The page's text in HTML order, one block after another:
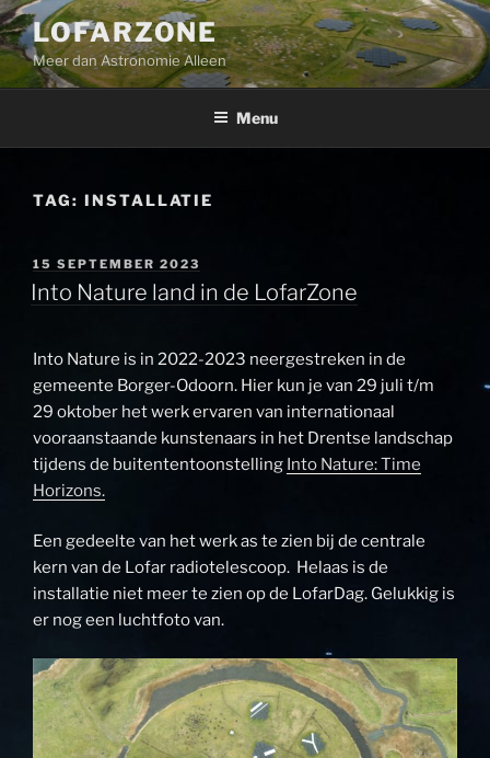
Ga
naar
de
inhoud
LOFARZONE
Meer dan Astronomie Alleen
Menu
TAG: INSTALLATIE
GEPLAATST
OP
15 SEPTEMBER 2023
Into Nature land in de LofarZone
Into Nature is in 2022-2023 neergestreken in de
gemeente Borger-Odoorn. Hier kun je van 29 juli t/m
29 oktober het werk ervaren van internationaal
vooraanstaande kunstenaars in het Drentse landschap
tijdens de buitententoonstelling Into Nature: Time
Horizons.
Een gedeelte van het werk as te zien bij de centrale
kern van de Lofar radiotelescoop. Helaas is de
installatie niet meer te zien op de LofarDag. Gelukkig is
er nog een luchtfoto van.